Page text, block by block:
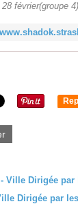
février(groupe
Dirigée par